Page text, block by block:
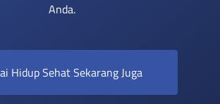
Anda.
Hidup Sehat Sekarang Juga